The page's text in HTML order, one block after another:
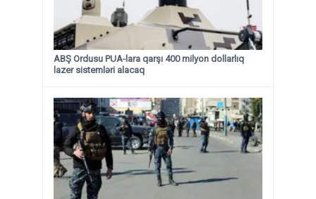
ABŞ Ordusu PUA-lara qarşı 400 milyon dollarlıq
lazer sistemləri alacaq